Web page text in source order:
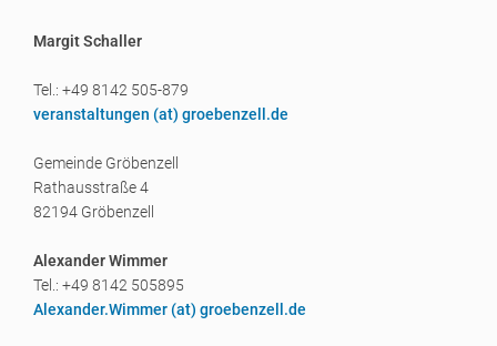
Margit Schaller
Tel.: +49 8142 505-879
veranstaltungen (at) groebenzell.de
Gemeinde Gröbenzell
Rathausstraße 4
82194 Gröbenzell
Alexander Wimmer
Tel.: +49 8142 505895
Alexander.Wimmer (at) groebenzell.de